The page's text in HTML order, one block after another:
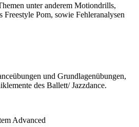
unter anderem Motiondrills,
Freestyle Pom, sowie Fehleranalysen
und Grundlagenübungen,
des Ballett/ Jazzdance.
Advanced